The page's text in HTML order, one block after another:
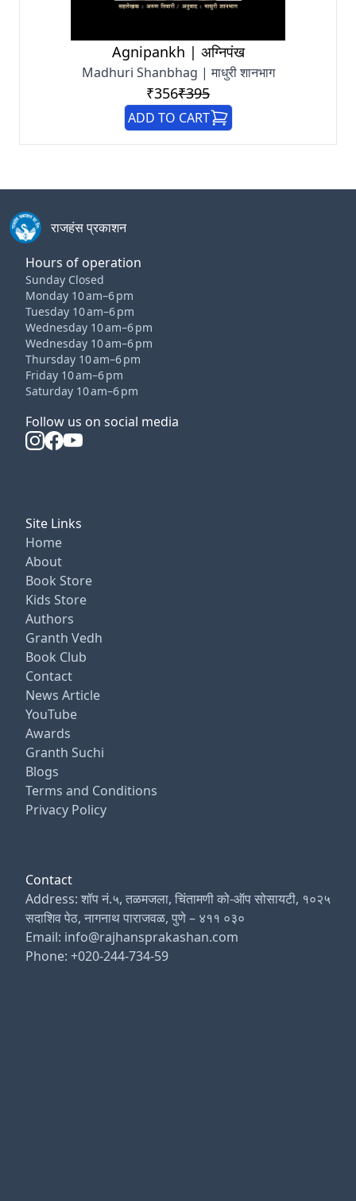
Agnipankh | अग्निपंख
Madhuri Shanbhag | माधुरी शानभाग
₹356₹395
ADD TO CART
राजहंस प्रकाशन
Hours of operation
Sunday Closed
Monday 10 am–6 pm
Tuesday 10 am–6 pm
Wednesday 10 am–6 pm
Wednesday 10 am–6 pm
Thursday 10 am–6 pm
Friday 10 am–6 pm
Saturday 10 am–6 pm
Follow us on social media
Site Links
Home
About
Book Store
Kids Store
Authors
Granth Vedh
Book Club
Contact
News Article
YouTube
Awards
Granth Suchi
Blogs
Terms and Conditions
Privacy Policy
Contact
Address: शॉप नं.५, तळमजला, चिंतामणी को-ऑप सोसायटी, १०२५
सदाशिव पेठ, नागनाथ पाराजवळ, पुणे – ४११ ०३०
Email: info@rajhansprakashan.com
Phone: +020-244-734-59